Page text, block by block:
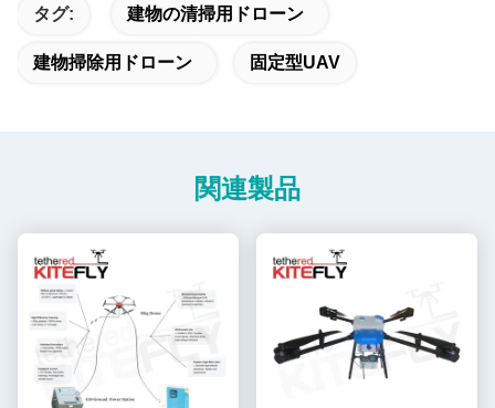
タグ: 建物の清掃用ドローン
建物掃除用ドローン 固定型UAV
関連製品